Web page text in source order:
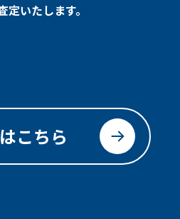
、保有する個人情報に関して適用される
いたします。
こちら